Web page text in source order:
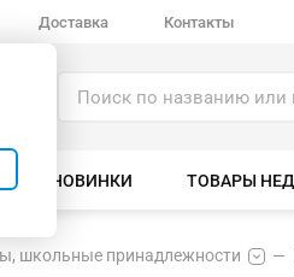
Доставка Контакты
НОВИНКИ ТОВАРЫ
школьные принадлежности